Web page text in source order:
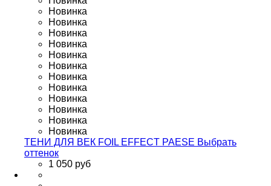
Новинка
Новинка
Новинка
Новинка
Новинка
Новинка
Новинка
Новинка
Новинка
Новинка
Новинка
Новинка
ТЕНИ ДЛЯ ВЕК FOIL EFFECT PAESE Выбрать
оттенок
1 050 руб